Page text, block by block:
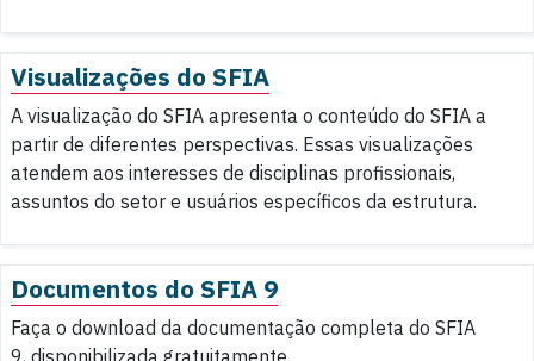
Visualizações do SFIA
A visualização do SFIA apresenta o conteúdo do SFIA a
partir de diferentes perspectivas. Essas visualizações
atendem aos interesses de disciplinas profissionais,
assuntos do setor e usuários específicos da estrutura.
Documentos do SFIA 9
Faça o download da documentação completa do SFIA
9, disponibilizada gratuitamente.